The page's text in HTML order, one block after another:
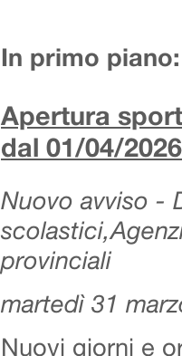
In primo piano:
Apertura
dal 01/04/2026
Nuovo avviso -
provinciali
martedì 31
Nuovi giorni e